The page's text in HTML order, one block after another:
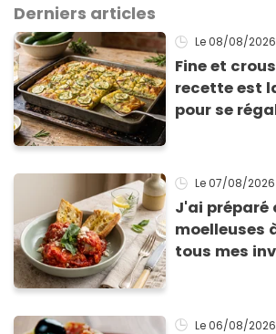
Derniers articles
Le 08/08/2026
Fine et
recette est
pour se
Le 07/08/2026
J'ai préparé
moelleuses
tous mes
Le 06/08/2026